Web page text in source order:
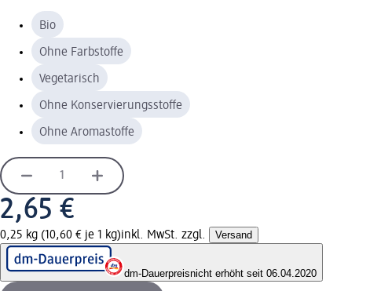
Bio
Ohne Farbstoffe
Vegetarisch
Ohne Konservierungsstoffe
Ohne Aromastoffe
2,65 €
0,25 kg (10,60 € je 1 kg)inkl. MwSt. zzgl. Versand
dm-Dauerpreisnicht erhöht seit 06.04.2020